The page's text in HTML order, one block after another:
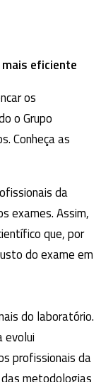
eficiente
os
o Grupo
Conheça as
da
exames. Assim,
que, por
do exame em
do laboratório.
evolui
profissionais da